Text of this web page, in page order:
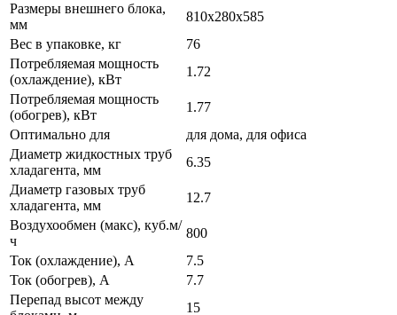
Размеры внешнего блока,
мм
810x280x585
Вес в упаковке, кг
76
Потребляемая мощность
(охлаждение), кВт
1.72
Потребляемая мощность
(обогрев), кВт
1.77
Оптимально для
для дома, для офиса
Диаметр жидкостных труб
хладагента, мм
6.35
Диаметр газовых труб
хладагента, мм
12.7
Воздухообмен (макс), куб.м/
ч
800
Ток (охлаждение), А
7.5
Ток (обогрев), А
7.7
Перепад высот между
15